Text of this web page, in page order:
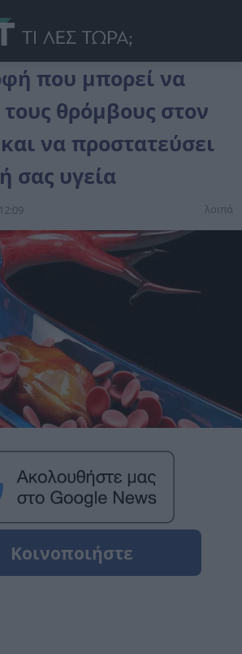
που μπορεί να
θρόμβους στον
να προστατεύσει
σας υγεία
λοιπά